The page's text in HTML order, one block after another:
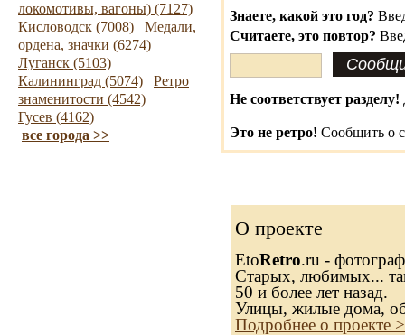
локомотивы, вагоны) (7127)
Кисловодск (7008)
Медали,
ордена, значки (6274)
Луганск (5103)
Калининград (5074)
Ретро
знаменитости (4542)
Гусев (4162)
все города >>
Знаете, какой это год?
Считаете, это повтор?
Не соответствует разделу!
Это не ретро! Сообщить о
О проекте
EtoRetro.ru -
Старых, любимых...
50 и более лет назад.
Улицы, жилые дома,
Подробнее о проекте